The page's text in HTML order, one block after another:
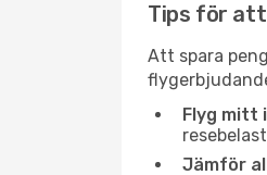
Tips för
Att spara
Flyg mitt
Jämför